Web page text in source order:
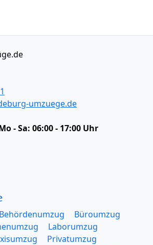
umzuege.de
- Sa: 06:00 - 17:00 Uhr
Behördenumzug
Büroumzug
Laborumzug
Privatumzug